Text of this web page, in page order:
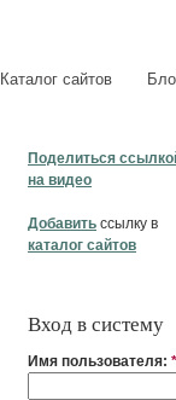
Каталог сайтов
Поделиться
на видео
Добавить ссылку в
каталог сайтов
Вход в систему
Имя пользователя: *